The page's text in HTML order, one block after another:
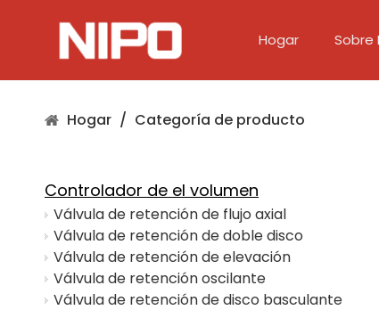
Hogar Sobre
Hogar / Categoría de producto
Controlador de el volumen
Válvula de retención de flujo axial
Válvula de retención de doble disco
Válvula de retención de elevación
Válvula de retención oscilante
Válvula de retención de disco basculante